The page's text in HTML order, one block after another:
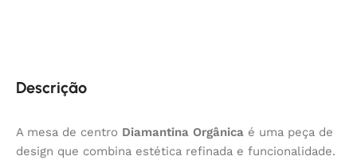
Descrição
A mesa de centro Diamantina Orgânica é uma peça de
design que combina estética refinada e funcionalidade.